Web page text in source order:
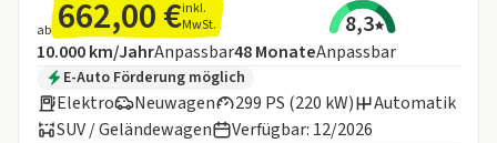
ab 662,00 €inkl.
MwSt.
8,3
Angebotsdetails:
Inklusive Laufleistung
10.000 km/JahrAnpassbarLaufzeit
48MonateAnpassbar
Zusätzliche Fahrzeuginformationen:
E-Auto Förderung möglich
Elektro Neuwagen 299 PS (220 kW)
Automatik
SUV / Geländewagen
Verfügbar: 12/2026